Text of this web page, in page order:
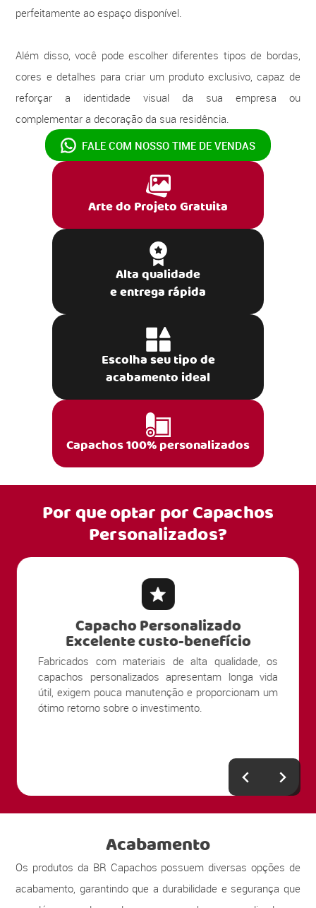
perfeitamente ao espaço disponível.
Além disso, você pode escolher diferentes tipos de bordas,
cores e detalhes para criar um produto exclusivo, capaz de
reforçar a identidade visual da sua empresa ou
complementar a decoração da sua residência.
FALE COM NOSSO TIME DE VENDAS
Arte do Projeto Gratuita
Alta qualidade
e entrega rápida
Escolha seu tipo de
acabamento ideal
Capachos 100% personalizados
Por que optar porCapachos
Personalizados?
Capacho Personalizado
Excelente custo-benefício
Fabricados com materiais de alta qualidade, os
capachos personalizados apresentam longa vida
útil, exigem pouca manutenção e proporcionam um
ótimo retorno sobre o investimento.
Acabamento
Os produtos da BR Capachos possuem diversas opções de
acabamento, garantindo que a durabilidade e segurança que